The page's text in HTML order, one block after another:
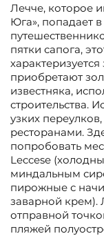
Лечче, которое
Юга», попадает
пятки сапога,
приобретают
известняка,
строительства.
узких
ресторанами.
попробовать
Leccese
миндальным
пирожные с
заварной крем).
отправной
пляжей